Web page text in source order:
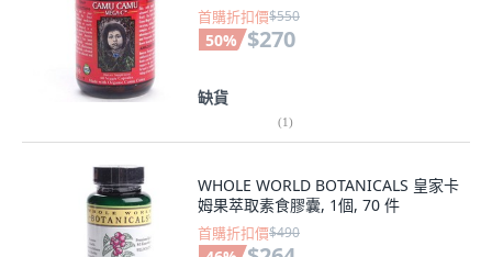
首購折扣價$550
50% $270
缺貨
(1)
WHOLE WORLD BOTANICALS 皇家卡
姆果萃取素食膠囊, 1個, 70 件
首購折扣價$490